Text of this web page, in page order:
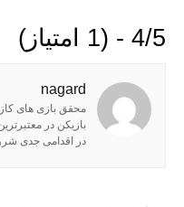
4/5 - (1 امتیاز)
nagard
محقق بازی های
بازیکن در
در اقدامی جدی